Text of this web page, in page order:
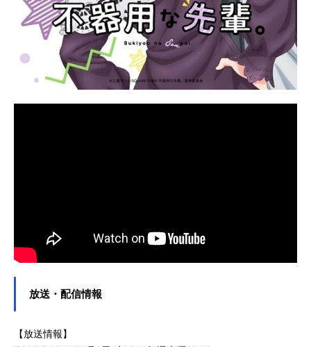
放送・配信情報
【放送情報】